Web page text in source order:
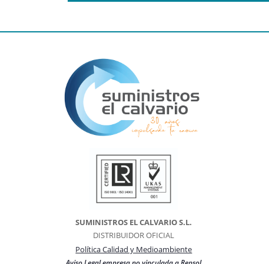
SUMINISTROS EL CALVARIO S.L.
DISTRIBUIDOR OFICIAL
Política Calidad y Medioambiente